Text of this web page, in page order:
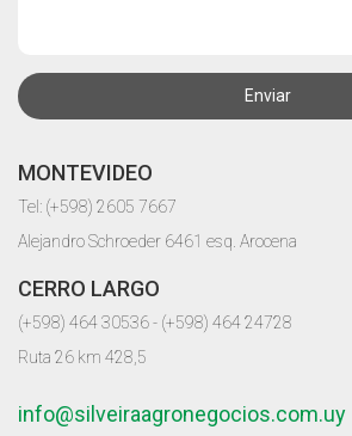
Enviar
MONTEVIDEO
Tel: (+598) 2605 7667
Alejandro Schroeder 6461 esq. Arocena
CERRO LARGO
(+598) 464 30536 - (+598) 464 24728
Ruta 26 km 428,5
info@silveiraagronegocios.com.uy